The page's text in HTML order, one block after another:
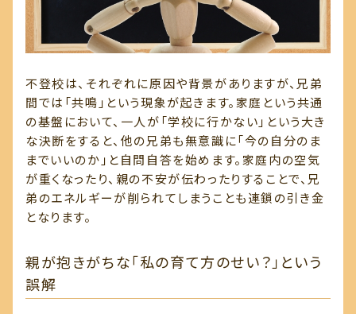
不登校は、それぞれに原因や背景がありますが、兄弟
間では「共鳴」という現象が起きます。家庭という共通
の基盤において、一人が「学校に行かない」という大き
な決断をすると、他の兄弟も無意識に「今の自分のま
までいいのか」と自問自答を始めます。家庭内の空気
が重くなったり、親の不安が伝わったりすることで、兄
弟のエネルギーが削られてしまうことも連鎖の引き金
となります。
親が抱きがちな「私の育て方のせい？」という
誤解